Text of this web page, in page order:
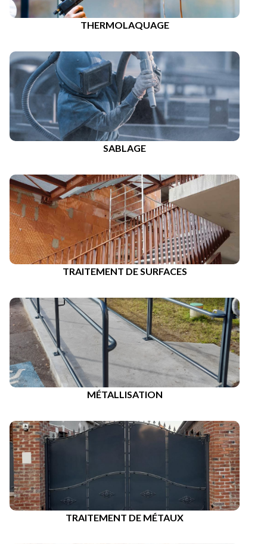
THERMOLAQUAGE
SABLAGE
TRAITEMENT DE SURFACES
MÉTALLISATION
TRAITEMENT DE MÉTAUX